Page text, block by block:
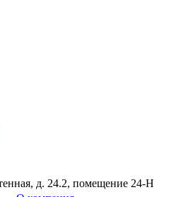
д. 24.2, помещение 24-Н